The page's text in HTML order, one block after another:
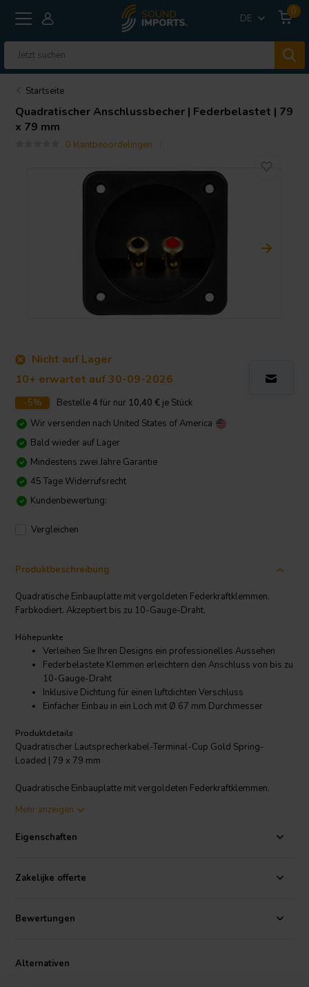
DE
0
Startseite
Quadratischer Anschlussbecher | Federbelastet | 79
x 79 mm
0 klantbeoordelingen
Nicht auf Lager
10+ erwartet auf 30-09-2026
-5% Bestelle4 für nur 10,40 € je Stück
Wir versenden nach United States of America
Bald wieder auf Lager
Mindestens zwei Jahre Garantie
45 Tage Widerrufsrecht
Kundenbewertung:
Vergleichen
Produktbeschreibung
Quadratische Einbauplatte mit vergoldeten Federkraftklemmen.
Farbkodiert. Akzeptiert bis zu 10-Gauge-Draht.
Höhepunkte
Verleihen Sie Ihren Designs ein professionelles Aussehen
Federbelastete Klemmen erleichtern den Anschluss von bis zu
10-Gauge-Draht
Inklusive Dichtung für einen luftdichten Verschluss
Einfacher Einbau in ein Loch mit Ø 67 mm Durchmesser
Produktdetails
Quadratischer Lautsprecherkabel-Terminal-Cup Gold Spring-
Loaded | 79 x 79 mm
Quadratische Einbauplatte mit vergoldeten Federkraftklemmen.
Mehr anzeigen
Eigenschaften
Zakelijke offerte
Bewertungen
Alternativen